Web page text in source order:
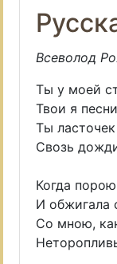
Всеволод
Ты у моей
Твои я
Ты
Свозь
Когда
И обжигала
Со мною,